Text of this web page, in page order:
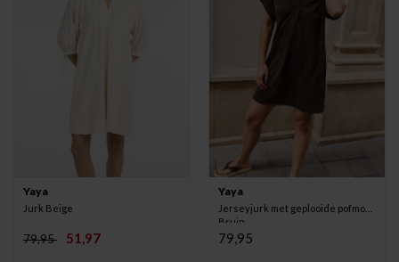
Yaya
Jurk Beige
79,95 51,97
Yaya
Jerseyjurk met geplooide pofmo
Bruin
79,95